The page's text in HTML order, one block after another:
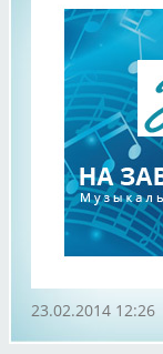
23.02.2014 12:26